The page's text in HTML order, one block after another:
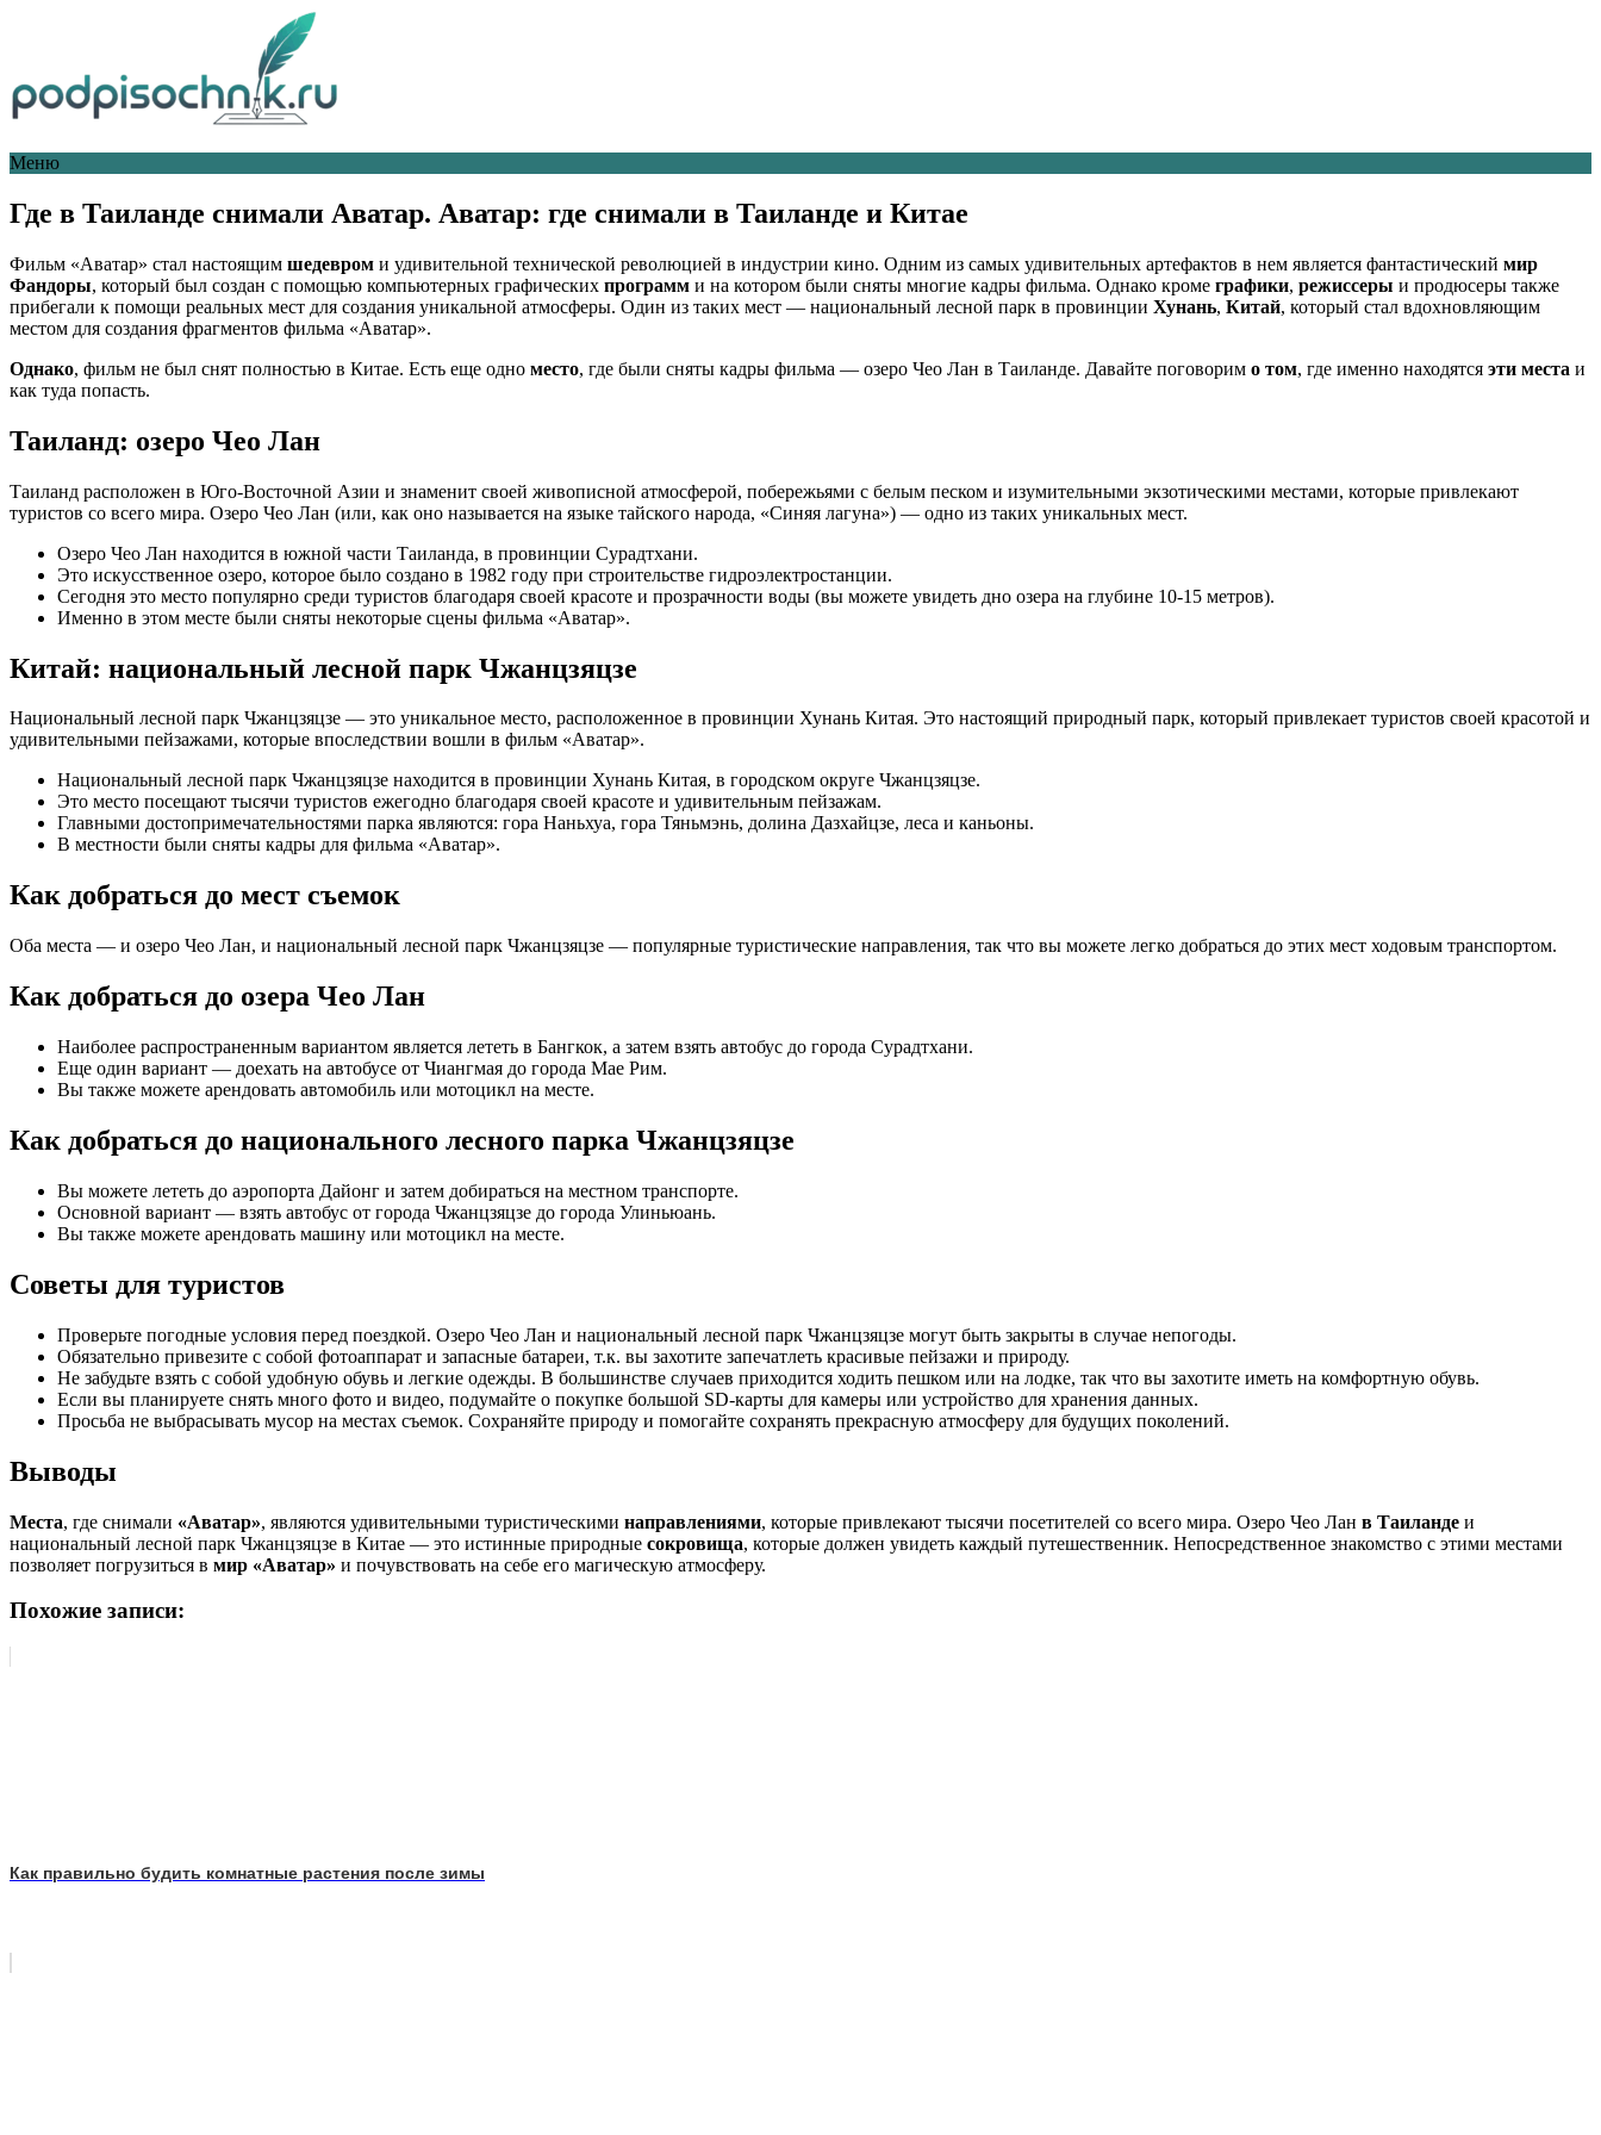
Меню
Где в Таиланде снимали Аватар. Аватар: где снимали в Таиланде и Китае
Фильм «Аватар» стал настоящим шедевром и удивительной технической революцией в индустрии кино. Одним из самых удивительных артефактов в нем является фантастический мир
Фандоры, который был создан с помощью компьютерных графических программ и на котором были сняты многие кадры фильма. Однако кроме графики, режиссеры и продюсеры также
прибегали к помощи реальных мест для создания уникальной атмосферы. Один из таких мест — национальный лесной парк в провинции Хунань, Китай, который стал вдохновляющим
местом для создания фрагментов фильма «Аватар».
Однако, фильм не был снят полностью в Китае. Есть еще одно место, где были сняты кадры фильма — озеро Чео Лан в Таиланде. Давайте поговорим о том, где именно находятся эти места и
как туда попасть.
Таиланд: озеро Чео Лан
Таиланд расположен в Юго-Восточной Азии и знаменит своей живописной атмосферой, побережьями с белым песком и изумительными экзотическими местами, которые привлекают
туристов со всего мира. Озеро Чео Лан (или, как оно называется на языке тайского народа, «Синяя лагуна») — одно из таких уникальных мест.
Озеро Чео Лан находится в южной части Таиланда, в провинции Сурадтхани.
Это искусственное озеро, которое было создано в 1982 году при строительстве гидроэлектростанции.
Сегодня это место популярно среди туристов благодаря своей красоте и прозрачности воды (вы можете увидеть дно озера на глубине 10-15 метров).
Именно в этом месте были сняты некоторые сцены фильма «Аватар».
Китай: национальный лесной парк Чжанцзяцзе
Национальный лесной парк Чжанцзяцзе — это уникальное место, расположенное в провинции Хунань Китая. Это настоящий природный парк, который привлекает туристов своей красотой и
удивительными пейзажами, которые впоследствии вошли в фильм «Аватар».
Национальный лесной парк Чжанцзяцзе находится в провинции Хунань Китая, в городском округе Чжанцзяцзе.
Это место посещают тысячи туристов ежегодно благодаря своей красоте и удивительным пейзажам.
Главными достопримечательностями парка являются: гора Наньхуа, гора Тяньмэнь, долина Дазхайцзе, леса и каньоны.
В местности были сняты кадры для фильма «Аватар».
Как добраться до мест съемок
Оба места — и озеро Чео Лан, и национальный лесной парк Чжанцзяцзе — популярные туристические направления, так что вы можете легко добраться до этих мест ходовым транспортом.
Как добраться до озера Чео Лан
Наиболее распространенным вариантом является лететь в Бангкок, а затем взять автобус до города Сурадтхани.
Еще один вариант — доехать на автобусе от Чиангмая до города Мае Рим.
Вы также можете арендовать автомобиль или мотоцикл на месте.
Как добраться до национального лесного парка Чжанцзяцзе
Вы можете лететь до аэропорта Дайонг и затем добираться на местном транспорте.
Основной вариант — взять автобус от города Чжанцзяцзе до города Улиньюань.
Вы также можете арендовать машину или мотоцикл на месте.
Советы для туристов
Проверьте погодные условия перед поездкой. Озеро Чео Лан и национальный лесной парк Чжанцзяцзе могут быть закрыты в случае непогоды.
Обязательно привезите с собой фотоаппарат и запасные батареи, т.к. вы захотите запечатлеть красивые пейзажи и природу.
Не забудьте взять с собой удобную обувь и легкие одежды. В большинстве случаев приходится ходить пешком или на лодке, так что вы захотите иметь на комфортную обувь.
Если вы планируете снять много фото и видео, подумайте о покупке большой SD-карты для камеры или устройство для хранения данных.
Просьба не выбрасывать мусор на местах съемок. Сохраняйте природу и помогайте сохранять прекрасную атмосферу для будущих поколений.
Выводы
Места, где снимали «Аватар», являются удивительными туристическими направлениями, которые привлекают тысячи посетителей со всего мира. Озеро Чео Лан в Таиланде и
национальный лесной парк Чжанцзяцзе в Китае — это истинные природные сокровища, которые должен увидеть каждый путешественник. Непосредственное знакомство с этими местами
позволяет погрузиться в мир «Аватар» и почувствовать на себе его магическую атмосферу.
Похожие записи:
Как правильно будить комнатные растения после зимы